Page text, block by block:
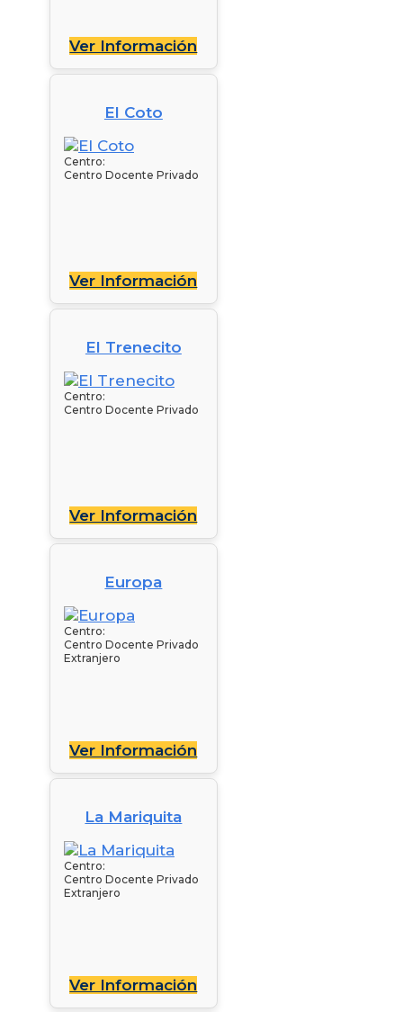
Ver Información
El Coto
Centro:
Centro Docente Privado
Ver Información
El Trenecito
Centro:
Centro Docente Privado
Ver Información
Europa
Centro:
Centro Docente Privado
Extranjero
Ver Información
La Mariquita
Centro:
Centro Docente Privado
Extranjero
Ver Información